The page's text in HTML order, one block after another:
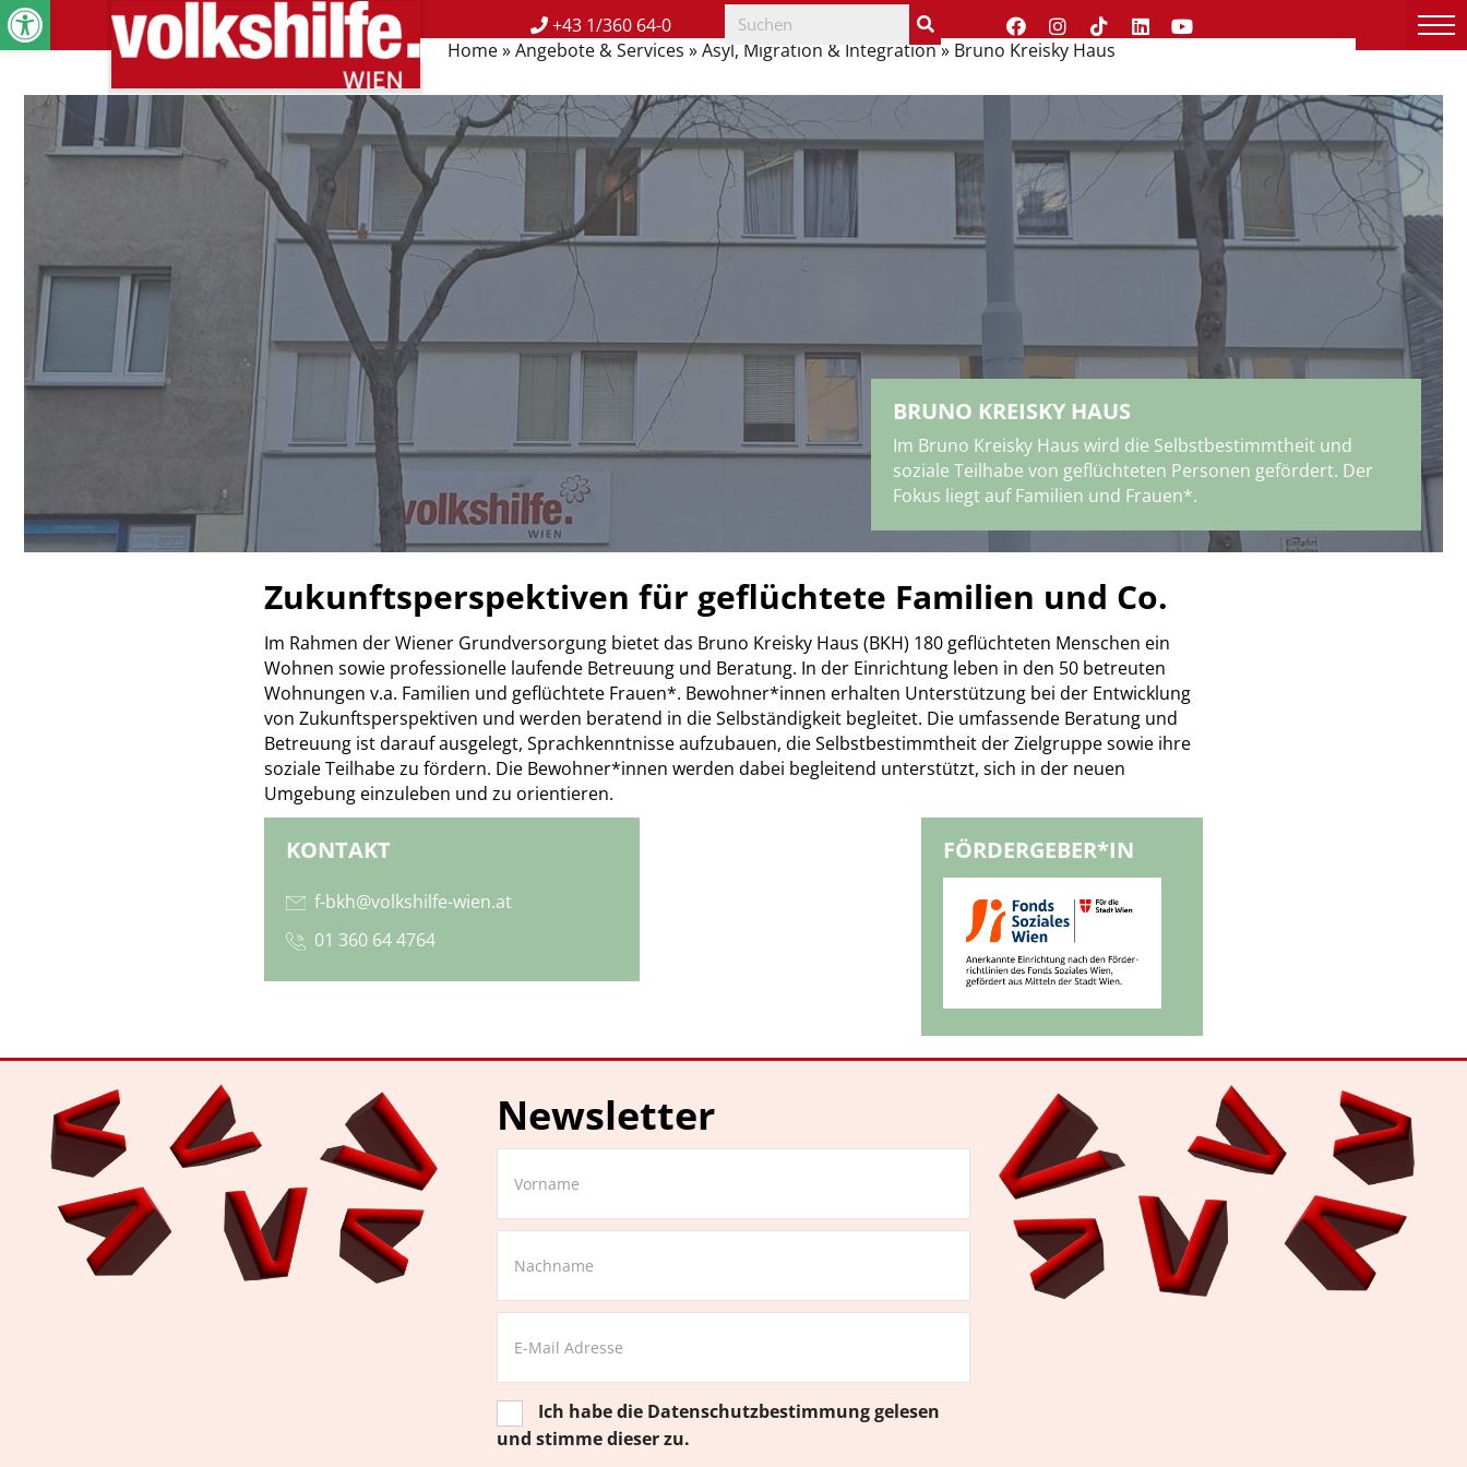
+43 1/360 64-0
Home»Angebote & Services »Asyl, Migration & Integration» Bruno Kreisky Haus
BRUNO KREISKY HAUS
Im Bruno Kreisky Haus wird die Selbstbestimmtheit und
soziale Teilhabe von geflüchteten Personen gefördert. Der
Fokus liegt auf Familien und Frauen*.
Zukunftsperspektiven für geflüchtete Familien und Co.
Im Rahmen der Wiener Grundversorgung bietet das Bruno Kreisky Haus (BKH) 180 geflüchteten Menschen ein
Wohnen sowie professionelle laufende Betreuung und Beratung. In der Einrichtung leben in den 50 betreuten
Wohnungen v.a. Familien und geflüchtete Frauen*. Bewohner*innen erhalten Unterstützung bei der Entwicklung
von Zukunftsperspektiven und werden beratend in die Selbständigkeit begleitet. Die umfassende Beratung und
Betreuung ist darauf ausgelegt, Sprachkenntnisse aufzubauen, die Selbstbestimmtheit der Zielgruppe sowie ihre
soziale Teilhabe zu fördern. Die Bewohner*innen werden dabei begleitend unterstützt, sich in der neuen
Umgebung einzuleben und zu orientieren.
KONTAKT
f-bkh@volkshilfe-wien.at
01 360 64 4764
FÖRDERGEBER*IN
Newsletter
Ich habe die Datenschutzbestimmunggelesen
und stimme dieser zu.